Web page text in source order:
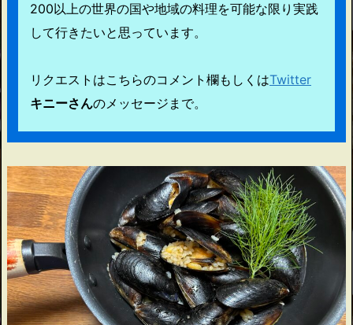
200以上の世界の国や地域の料理を可能な限り実践
して行きたいと思っています。
リクエストはこちらのコメント欄もしくはTwitter
キニーさんのメッセージまで。